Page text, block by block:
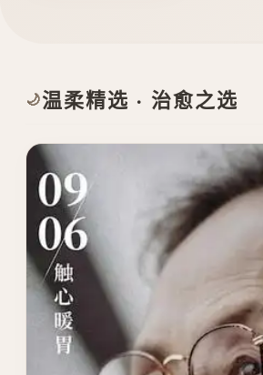
🌙温柔精选 · 治愈之选